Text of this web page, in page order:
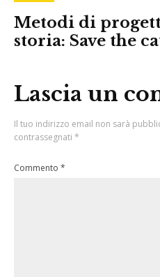
Metodi di
storia: Save the
Lascia un
Il tuo indirizzo email non sarà
contrassegnati *
Commento *